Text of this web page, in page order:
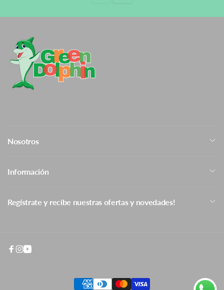
Nosotros
Información
Regístrate y recibe nuestras ofertas y novedades!
Facebook
Instagram
YouTube